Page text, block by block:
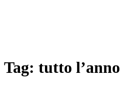
Tag: tutto l’anno